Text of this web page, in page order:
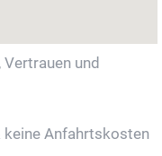
und
Anfahrtskosten